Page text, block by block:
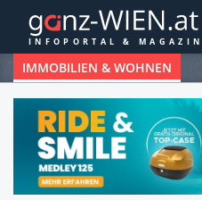
IMMOBILIEN & WOHNEN